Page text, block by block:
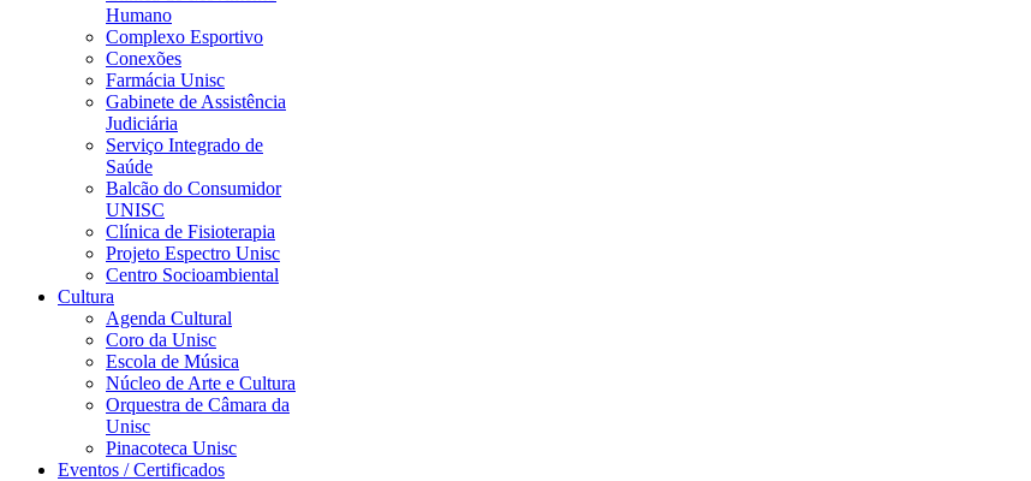
Humano
Complexo Esportivo
Conexões
Farmácia Unisc
Gabinete de Assistência
Judiciária
Serviço Integrado de
Saúde
Balcão do Consumidor
UNISC
Clínica de Fisioterapia
Projeto Espectro Unisc
Centro Socioambiental
Cultura
Agenda Cultural
Coro da Unisc
Escola de Música
Núcleo de Arte e Cultura
Orquestra de Câmara da
Unisc
Pinacoteca Unisc
Eventos / Certificados